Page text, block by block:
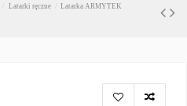
Latarki ręczne
Latarka ARMYTEK